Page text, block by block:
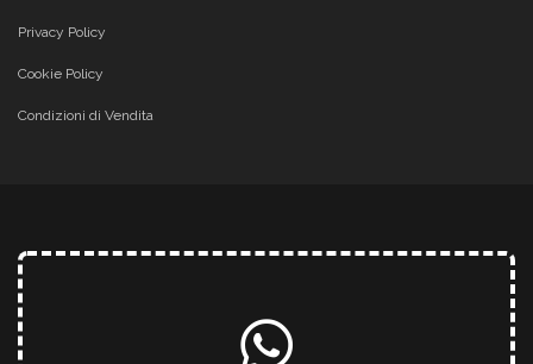
Privacy Policy
Cookie Policy
Condizioni di Vendita